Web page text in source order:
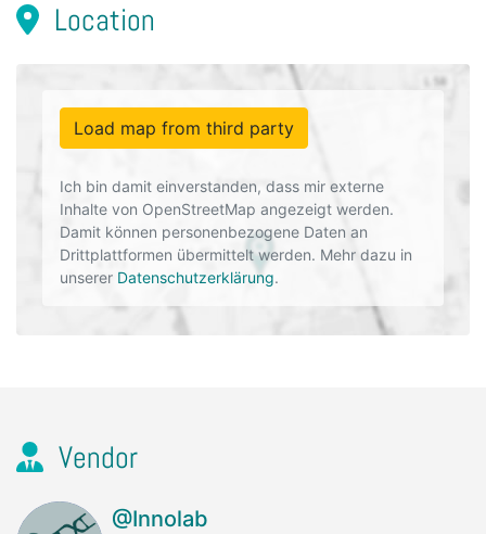
Location
Load map from third party
Ich bin damit einverstanden, dass mir externe
Inhalte von OpenStreetMap angezeigt werden.
Damit können personenbezogene Daten an
Drittplattformen übermittelt werden. Mehr dazu in
unserer Datenschutzerklärung.
Vendor
@Innolab